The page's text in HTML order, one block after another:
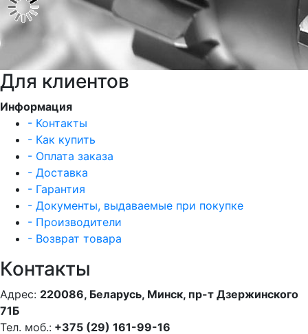
Для клиентов
Информация
- Контакты
- Как купить
- Оплата заказа
- Доставка
- Гарантия
- Документы, выдаваемые при покупке
- Производители
- Возврат товара
Контакты
Адрес: 220086, Беларусь, Минск, пр-т Дзержинского
71Б
Тел. моб.: +375 (29) 161-99-16